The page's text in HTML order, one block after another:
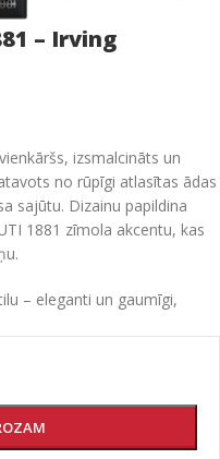
– Irving
izsmalcināts un
no rūpīgi atlasītas ādas
sajūtu. Dizainu papildina
1881 zīmola akcentu, kas
– eleganti un gaumīgi,